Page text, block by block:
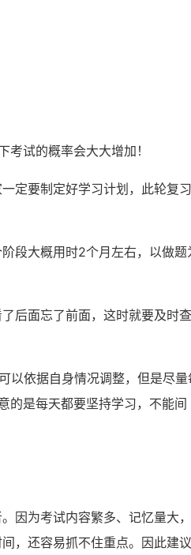
试的概率会大大增加！
定要制定好学习计划，此轮复习
段大概用时2个月左右，以做题
后面忘了前面，这时就要及时查
以依据自身情况调整，但是尽量
的是每天都要坚持学习，不能间
因为考试内容繁多、记忆量大，
，还容易抓不住重点。因此建议